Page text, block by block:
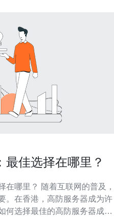
佳选择在哪里？
联网的普及，
。在香港，高防服务器成为许
何选择最佳的高防服务器成为